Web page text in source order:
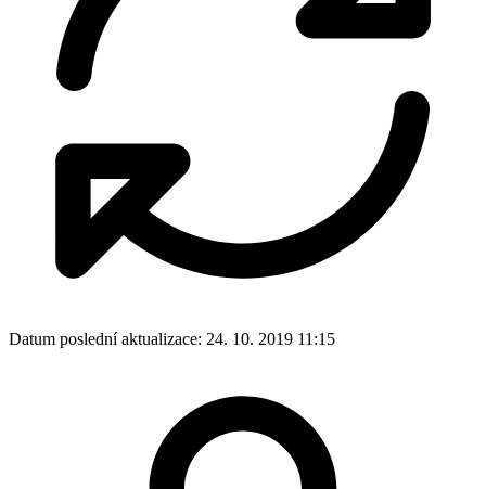
Datum poslední aktualizace: 24. 10. 2019 11:15